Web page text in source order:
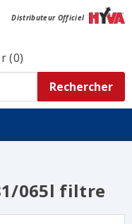
Distributeur Officiel
(0)
065l filtre